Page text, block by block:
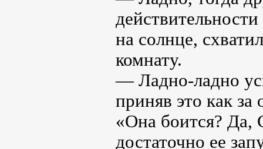
на солнце,
комнату.
— Ладно-ладно
приняв это как за
«Она боится? Да,
достаточно ее